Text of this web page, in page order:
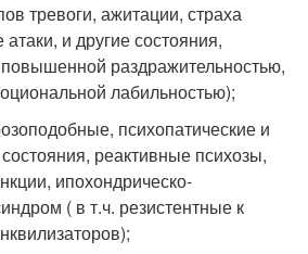
тревоги, ажитации, страха
и другие состояния,
раздражительностью,
лабильностью);
психопатические и
реактивные психозы,
ипохондрическо-
( в т.ч. резистентные к